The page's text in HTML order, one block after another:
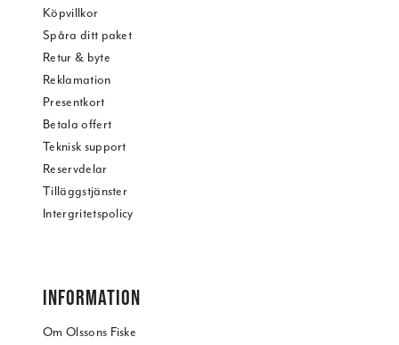
Köpvillkor
Spåra ditt paket
Retur & byte
Reklamation
Presentkort
Betala offert
Teknisk support
Reservdelar
Tilläggstjänster
Intergritetspolicy
INFORMATION
Om Olssons Fiske